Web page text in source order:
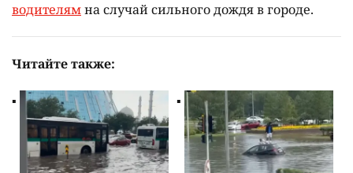
водителямна случай сильного дождя в городе.
Читайте также: